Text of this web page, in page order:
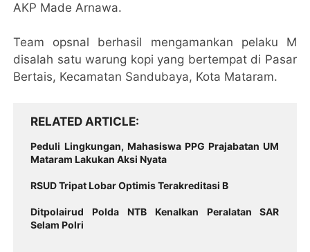
AKP Made Arnawa.
Team opsnal berhasil mengamankan pelaku M
disalah satu warung kopi yang bertempat di Pasar
Bertais, Kecamatan Sandubaya, Kota Mataram.
RELATED ARTICLE
Peduli Lingkungan, Mahasiswa PPG Prajabatan UM
Mataram Lakukan Aksi Nyata
RSUD Tripat Lobar Optimis Terakreditasi B
Ditpolairud Polda NTB Kenalkan Peralatan SAR
Selam Polri